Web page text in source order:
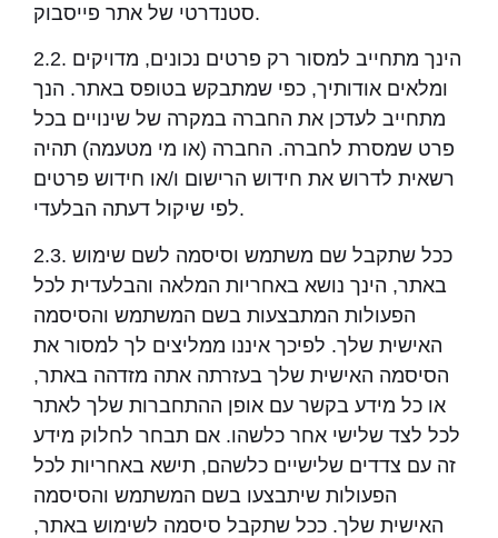
סטנדרטי של אתר פייסבוק.
2.2. הינך מתחייב למסור רק פרטים נכונים, מדויקים
ומלאים אודותיך, כפי שמתבקש בטופס באתר. הנך
מתחייב לעדכן את החברה במקרה של שינויים בכל
פרט שמסרת לחברה. החברה (או מי מטעמה) תהיה
רשאית לדרוש את חידוש הרישום ו/או חידוש פרטים
לפי שיקול דעתה הבלעדי.
2.3. ככל שתקבל שם משתמש וסיסמה לשם שימוש
באתר, הינך נושא באחריות המלאה והבלעדית לכל
הפעולות המתבצעות בשם המשתמש והסיסמה
האישית שלך. לפיכך איננו ממליצים לך למסור את
הסיסמה האישית שלך בעזרתה אתה מזדהה באתר,
או כל מידע בקשר עם אופן ההתחברות שלך לאתר
לכל לצד שלישי אחר כלשהו. אם תבחר לחלוק מידע
זה עם צדדים שלישיים כלשהם, תישא באחריות לכל
הפעולות שיתבצעו בשם המשתמש והסיסמה
האישית שלך. ככל שתקבל סיסמה לשימוש באתר,